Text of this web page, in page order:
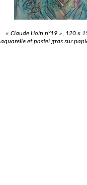
« Claude Hoin n°19 », 120 x
aquarelle et pastel gras sur